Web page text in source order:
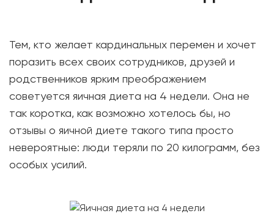
Тем, кто желает кардинальных перемен и хочет
поразить всех своих сотрудников, друзей и
родственников ярким преображением
советуется яичная диета на 4 недели. Она не
так коротка, как возможно хотелось бы, но
отзывы о яичной диете такого типа просто
невероятные: люди теряли по 20 килограмм, без
особых усилий.